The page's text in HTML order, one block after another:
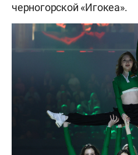
черногорской «Игокеа».